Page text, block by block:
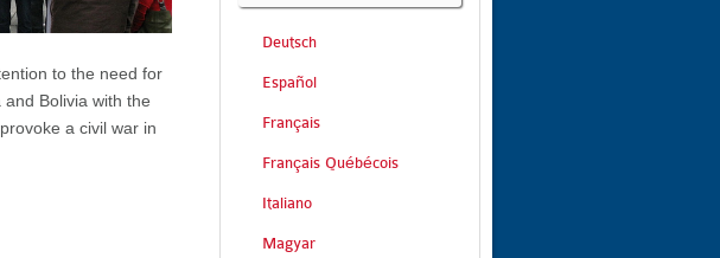
to the need for
Bolivia with the
a civil war in
Deutsch
Español
Français
Français Québécois
Italiano
Magyar